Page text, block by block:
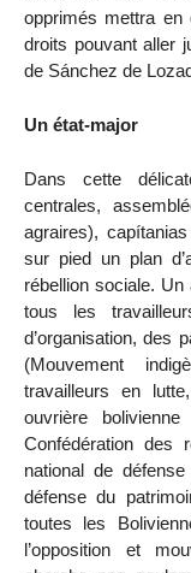
opprimés mettra
droits pouvant aller
de Sánchez de
Un état-major
Dans cette
centrales,
agraires),
sur pied un plan
rébellion sociale. Un
tous les
d’organisation, des
(Mouvement
travailleurs en
ouvrière
Confédération des
national de
défense du
toutes les
l’opposition et